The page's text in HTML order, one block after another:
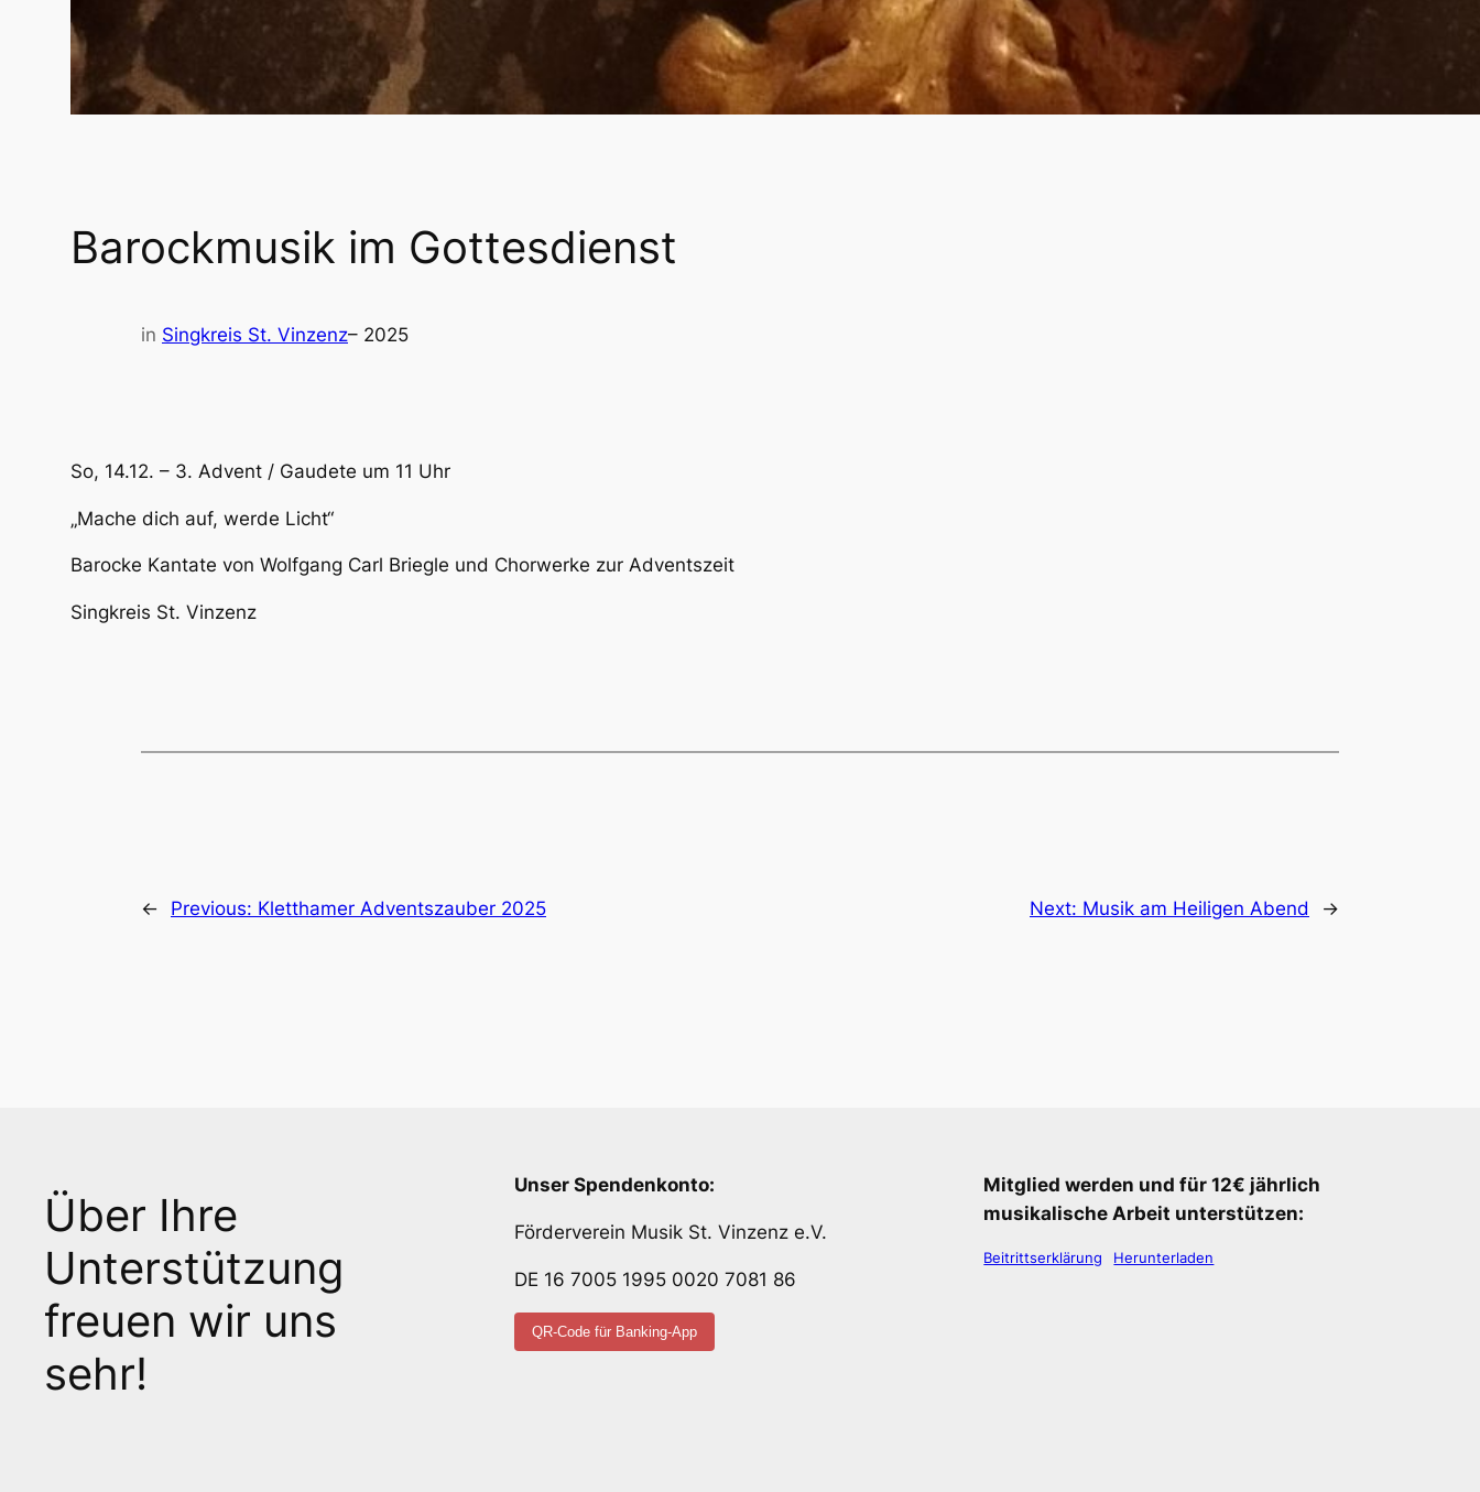
Barockmusik im Gottesdienst
in Singkreis St. Vinzenz– 2025
So, 14.12. – 3. Advent / Gaudete um 11 Uhr
„Mache dich auf, werde Licht“
Barocke Kantate von Wolfgang Carl Briegle und Chorwerke zur Adventszeit
Singkreis St. Vinzenz
← Previous: Kletthamer Adventszauber 2025 Next: Musik am Heiligen Abend →
Über Ihre
Unterstützung
freuen wir uns
sehr!
Unser Spendenkonto:
Förderverein Musik St. Vinzenz e.V.
DE 16 7005 1995 0020 7081 86
QR-Code für Banking-App
Mitglied werden und für 12€ jährlich
musikalische Arbeit unterstützen:
Beitrittserklärung Herunterladen